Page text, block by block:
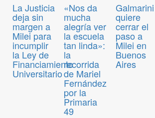
La Justicia
deja sin
margen a
Milei para
incumplir
la Ley de
Financiamiento
Universitario
«Nos da
mucha
alegría ver
la escuela
tan linda»:
la
recorrida
de Mariel
Fernández
por la
Primaria
49
Galmarini
quiere
cerrar el
paso a
Milei en
Buenos
Aires